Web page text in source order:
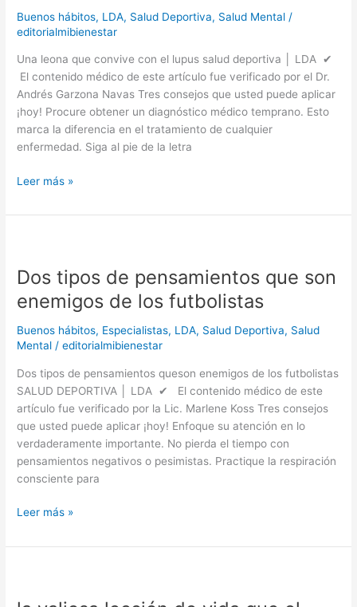
Buenos hábitos, LDA, Salud Deportiva, Salud Mental /
editorialmibienestar
Una leona que convive con el lupus salud deportiva │ LDA ✔
El contenido médico de este artículo fue verificado por el Dr.
Andrés Garzona Navas Tres consejos que usted puede aplicar
¡hoy! Procure obtener un diagnóstico médico temprano. Esto
marca la diferencia en el tratamiento de cualquier
enfermedad. Siga al pie de la letra
con
el
lupus
Leer más »
Dos tipos de pensamientos que son
enemigos de los futbolistas
Buenos hábitos, Especialistas, LDA, Salud Deportiva, Salud
Mental /editorialmibienestar
Dos tipos de pensamientos queson enemigos de los futbolistas
SALUD DEPORTIVA │ LDA ✔ El contenido médico de este
artículo fue verificado por la Lic. Marlene Koss Tres consejos
que usted puede aplicar ¡hoy! Enfoque su atención en lo
verdaderamente importante. No pierda el tiempo con
pensamientos negativos o pesimistas. Practique la respiración
consciente para
de
pensamientos
que
son
enemigos
los
futbolistas
Leer más »